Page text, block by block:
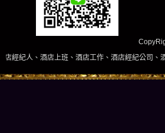
班、酒店工作、酒店經紀公司、酒店業經紀、